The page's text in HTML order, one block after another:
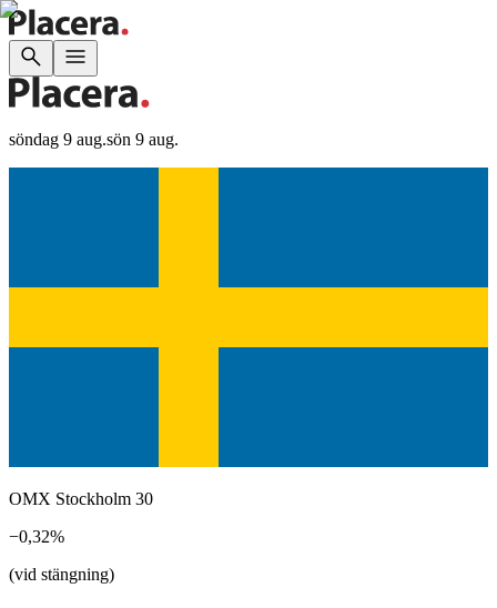
söndag 9 aug.sön 9 aug.
OMX Stockholm 30
−0,32%
(vid stängning)